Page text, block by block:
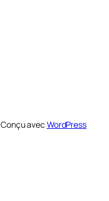
Conçu avec WordPress